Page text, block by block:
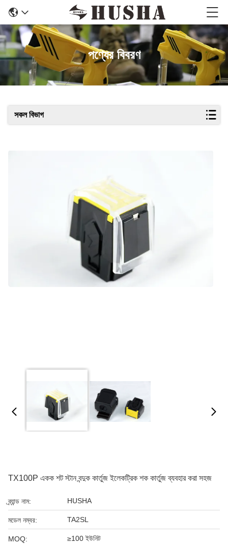
পণ্যের বিবরণ
সকল বিভাগ
TX100P একক শট স্টান বন্দুক কার্তুজ ইলেকট্রিক শক কার্তুজ ব্যবহার করা সহজ
ব্র্যান্ড নাম: HUSHA
মডেল নম্বর: TA2SL
MOQ: ≥100 ইউনিট